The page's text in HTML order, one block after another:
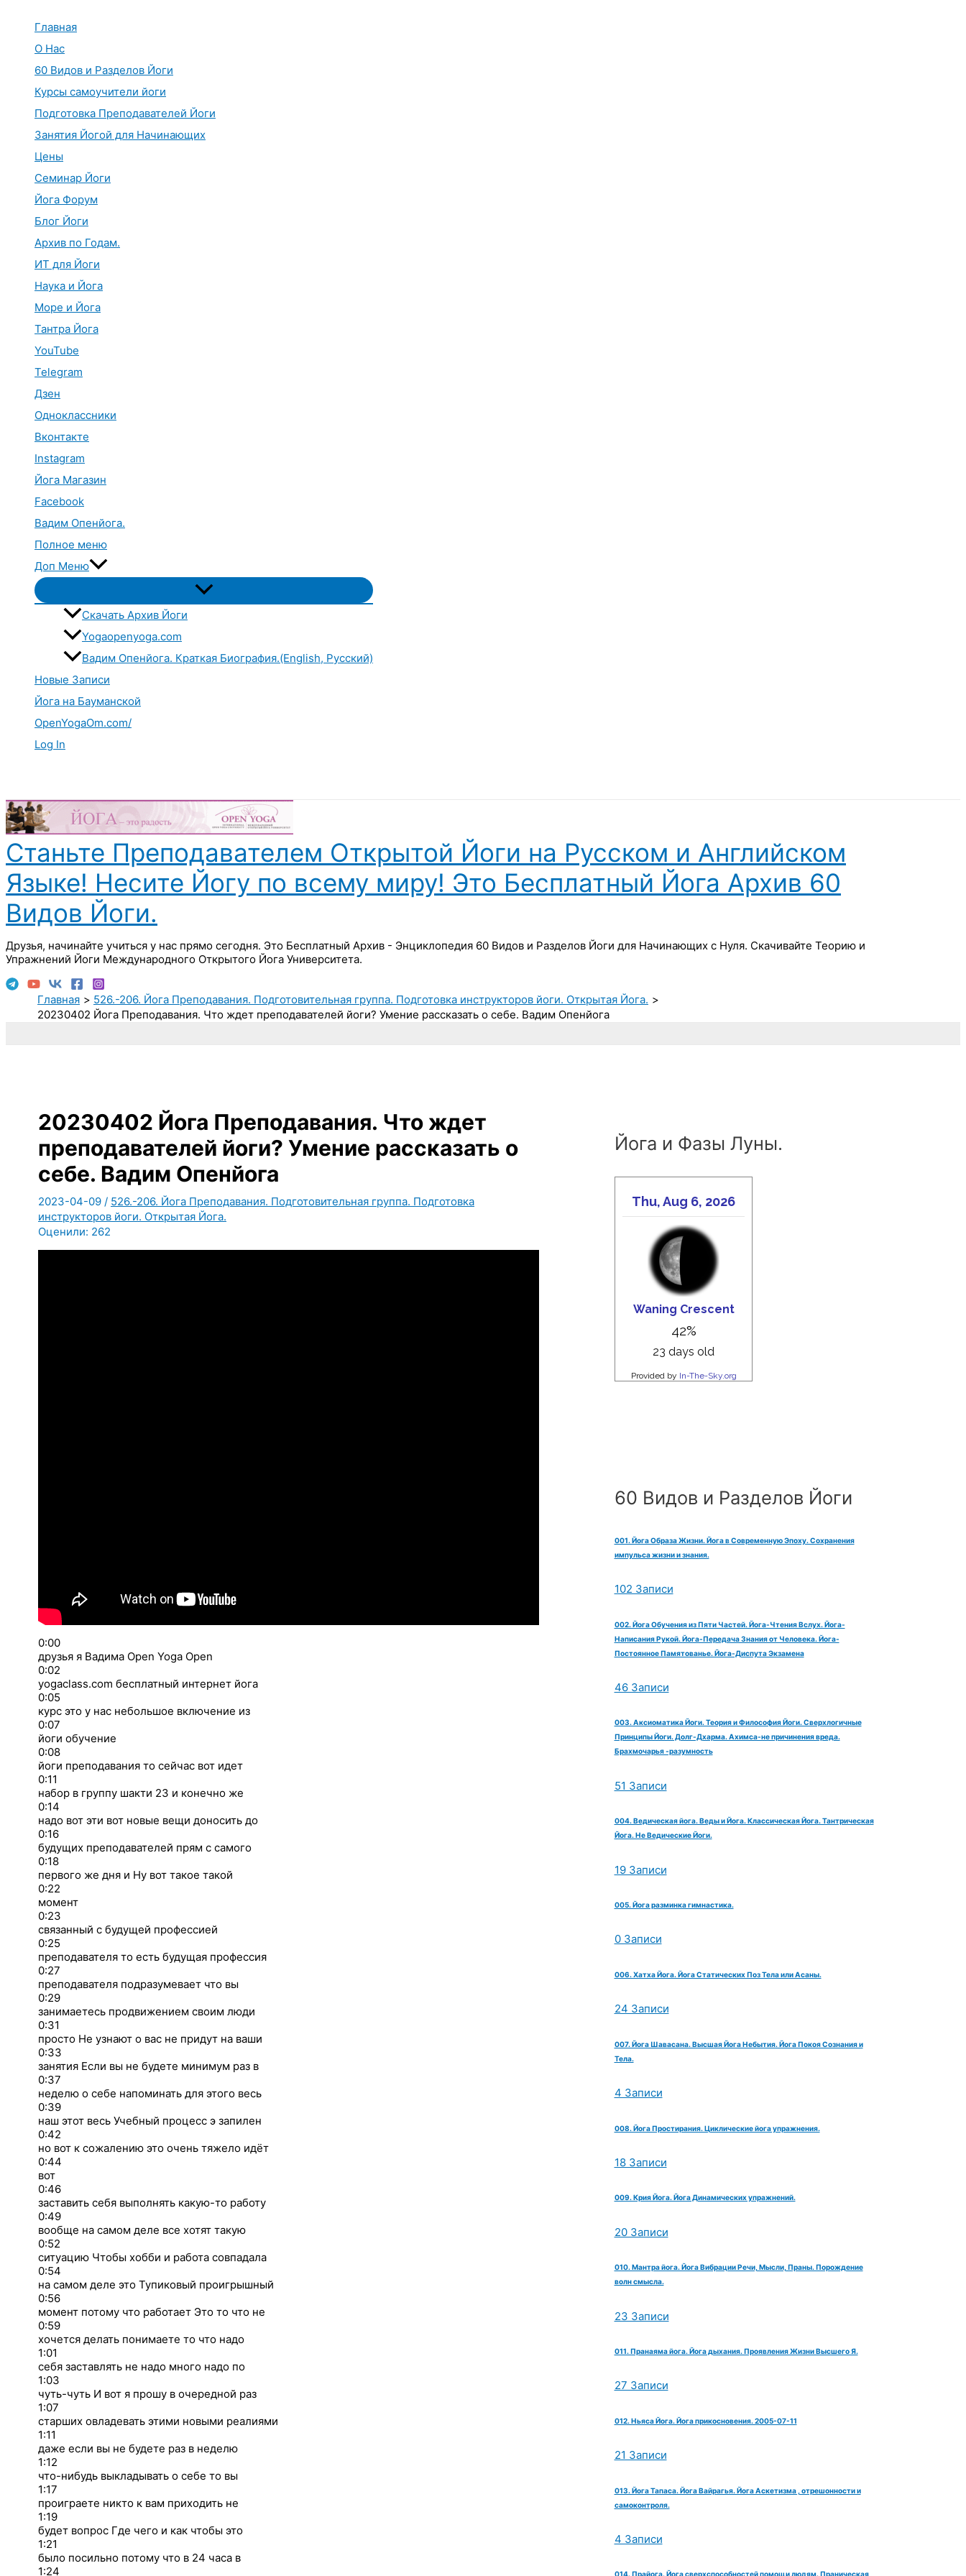
Главная
О Нас
60 Видов и Разделов Йоги
Курсы самоучители йоги
Подготовка Преподавателей Йоги
Занятия Йогой для Начинающих
Цены
Семинар Йоги
Йога Форум
Блог Йоги
Архив по Годам.
ИТ для Йоги
Наука и Йога
Море и Йога
Тантра Йога
YouTube
Telegram
Дзен
Одноклассники
Вконтакте
Instagram
Йога Магазин
Facebook
Вадим Опенйога.
Полное меню
Доп Меню
Переключатель
меню
Скачать Архив Йоги
Yogaopenyoga.com
Вадим Опенйога. Краткая Биография.(English, Русский)
Новые Записи
Йога на Бауманской
OpenYogaOm.com/
Log In
Станьте Преподавателем Открытой Йоги на Русском и Английском
Языке! Несите Йогу по всему миру! Это Бесплатный Йога Архив 60
Видов Йоги.
Друзья, начинайте учиться у нас прямо сегодня. Это Бесплатный Архив - Энциклопедия 60 Видов и Разделов Йоги для Начинающих с Нуля. Скачивайте Теорию и
Упражнений Йоги Международного Открытого Йога Университета.
Главная
526.-206. Йога Преподавания. Подготовительная группа. Подготовка инструкторов йоги. Открытая Йога.
20230402 Йога Преподавания. Что ждет преподавателей йоги? Умение рассказать о себе. Вадим Опенйога
20230402 Йога Преподавания. Что ждет
преподавателей йоги? Умение рассказать о
себе. Вадим Опенйога
2023-04-09 / 526.-206. Йога Преподавания. Подготовительная группа. Подготовка
инструкторов йоги. Открытая Йога.
Оценили: 262
0:00
друзья я Вадима Open Yoga Open
0:02
yogaclass.com бесплатный интернет йога
0:05
курс это у нас небольшое включение из
0:07
йоги обучение
0:08
йоги преподавания то сейчас вот идет
0:11
набор в группу шакти 23 и конечно же
0:14
надо вот эти вот новые вещи доносить до
0:16
будущих преподавателей прям с самого
0:18
первого же дня и Ну вот такое такой
0:22
момент
0:23
связанный с будущей профессией
0:25
преподавателя то есть будущая профессия
0:27
преподавателя подразумевает что вы
0:29
занимаетесь продвижением своим люди
0:31
просто Не узнают о вас не придут на ваши
0:33
занятия Если вы не будете минимум раз в
0:37
неделю о себе напоминать для этого весь
0:39
наш этот весь Учебный процесс э запилен
0:42
но вот к сожалению это очень тяжело идёт
0:44
вот
0:46
заставить себя выполнять какую-то работу
0:49
вообще на самом деле все хотят такую
0:52
ситуацию Чтобы хобби и работа совпадала
0:54
на самом деле это Тупиковый проигрышный
0:56
момент потому что работает Это то что не
0:59
хочется делать понимаете то что надо
1:01
себя заставлять не надо много надо по
1:03
чуть-чуть И вот я прошу в очередной раз
1:07
старших овладевать этими новыми реалиями
1:11
даже если вы не будете раз в неделю
1:12
что-нибудь выкладывать о себе то вы
1:17
проиграете никто к вам приходить не
1:19
будет вопрос Где чего и как чтобы это
1:21
было посильно потому что в 24 часа в
1:24
Йога и Фазы Луны.
60 Видов и Разделов Йоги
001. Йога Образа Жизни. Йога в Современную Эпоху. Сохранения
импульса жизни и знания.
102 Записи
002. Йога Обучения из Пяти Частей. Йога-Чтения Вслух. Йога-
Написания Рукой. Йога-Передача Знания от Человека. Йога-
Постоянное Памятованье. Йога-Диспута Экзамена
46 Записи
003. Аксиоматика Йоги. Теория и Философия Йоги. Сверхлогичные
Принципы Йоги. Долг-Дхарма. Ахимса-не причинения вреда.
Брахмочарья -разумность
51 Записи
004. Ведическая йога. Веды и Йога. Классическая Йога. Тантрическая
Йога. Не Ведические Йоги.
19 Записи
005. Йога разминка гимнастика.
0 Записи
006. Хатха Йога. Йога Статических Поз Тела или Асаны.
24 Записи
007. Йога Шавасана. Высшая Йога Небытия. Йога Покоя Сознания и
Тела.
4 Записи
008. Йога Простирания. Циклические йога упражнения.
18 Записи
009. Крия Йога. Йога Динамических упражнений.
20 Записи
010. Мантра йога. Йога Вибрации Речи, Мысли, Праны. Порождение
волн смысла.
23 Записи
011. Пранаяма йога. Йога дыхания. Проявления Жизни Высшего Я.
27 Записи
012. Ньяса Йога. Йога прикосновения. 2005-07-11
21 Записи
013. Йога Тапаса. Йога Вайрагья. Йога Аскетизма , отрешонности и
самоконтроля.
4 Записи
014. Прайога. Йога сверхспособностей помощи людям. Праническая